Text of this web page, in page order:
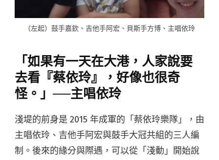
（左起）鼓手嘉欽、吉他手阿宏、貝斯手方博、主唱依玲
「如果有一天在大港，人家說要
去看『蔡依玲』，好像也很奇
怪。」──主唱依玲
淺堤的前身是 2015 年成軍的「蔡依玲樂隊」，由
主唱依玲、吉他手阿宏與鼓手大冠共組的三人編
制。後來的緣分與際遇，可以從「淺動」開始說